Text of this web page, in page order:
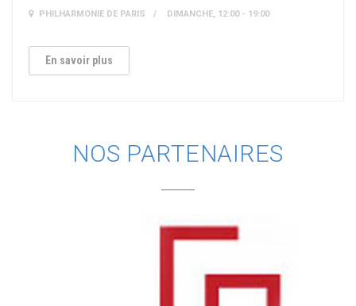
PHILHARMONIE DE PARIS DIMANCHE, 12:00 - 19:00
En savoir plus
NOS PARTENAIRES